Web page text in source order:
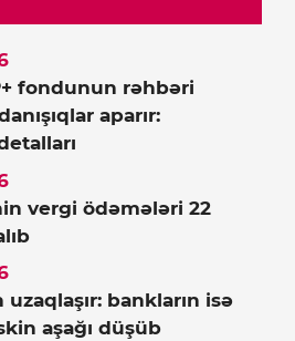
fondunun rəhbəri
aparır:
vergi ödəmələri 22
bankların isə
aşağı düşüb